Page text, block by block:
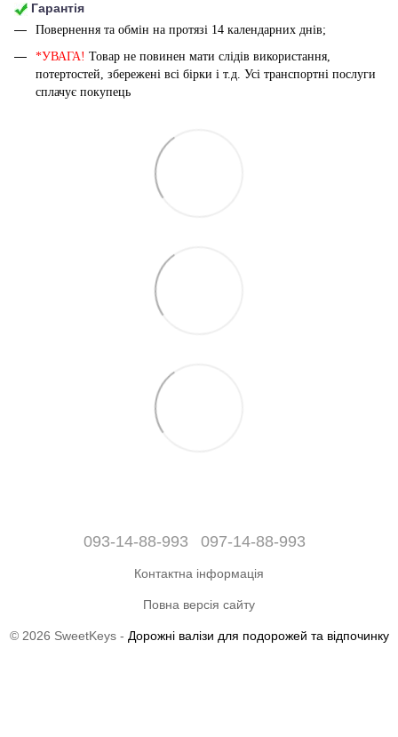
Гарантія
Повернення та обмін на протязі 14 календарних днів;
*УВАГА! Товар не повинен мати слідів використання,
потертостей, збережені всі бірки і т.д. Усі транспортні послуги
сплачує покупець
093-14-88-993 097-14-88-993
Контактна інформація
Повна версія сайту
© 2026 SweetKeys - Дорожні валізи для подорожей та відпочинку